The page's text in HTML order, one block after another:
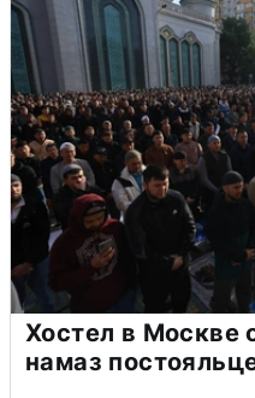
Хостел в Москве
намаз